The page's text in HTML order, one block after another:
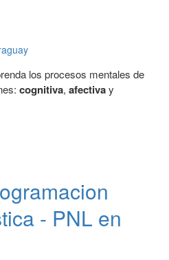
los procesos mentales de
cognitiva, afectivay
- PNL en